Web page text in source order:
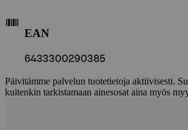
EAN
6433300290385
Päivitämme palvelun tuotetietoja aktiivisesti.
kuitenkin tarkistamaan ainesosat aina myös